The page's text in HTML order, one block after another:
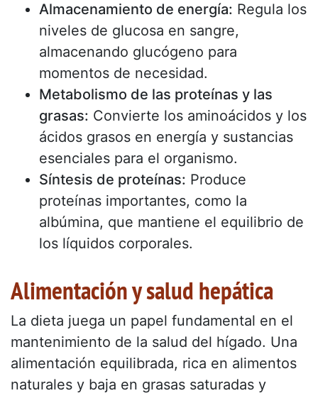
Almacenamiento de energía: Regula los
niveles de glucosa en sangre,
almacenando glucógeno para
momentos de necesidad.
Metabolismo de las proteínas y las
grasas: Convierte los aminoácidos y los
ácidos grasos en energía y sustancias
esenciales para el organismo.
Síntesis de proteínas: Produce
proteínas importantes, como la
albúmina, que mantiene el equilibrio de
los líquidos corporales.
Alimentación y salud hepática
La dieta juega un papel fundamental en el
mantenimiento de la salud del hígado. Una
alimentación equilibrada, rica en alimentos
naturales y baja en grasas saturadas y